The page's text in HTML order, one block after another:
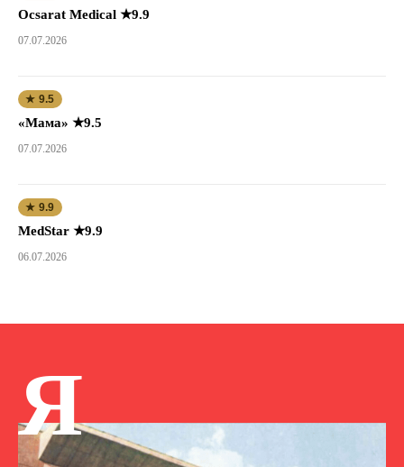
Ocsarat Medical ★9.9
07.07.2026
★ 9.5
«Мама» ★9.5
07.07.2026
★ 9.9
MedStar ★9.9
06.07.2026
Я